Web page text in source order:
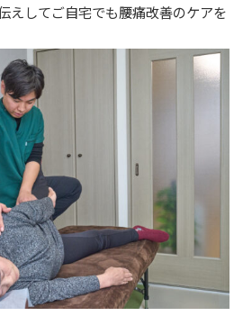
えしてご自宅でも腰痛改善のケアを